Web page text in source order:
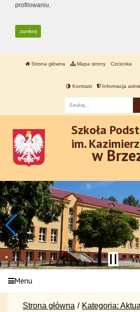
profilowaniu.
zamknij
Strona główna Mapa strony Czcionka
Kontrast Informacja
Szkoła
im.
w
Menu
Strona główna
Kategoria: